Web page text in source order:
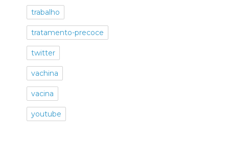
trabalho
tratamento-precoce
twitter
vachina
vacina
youtube